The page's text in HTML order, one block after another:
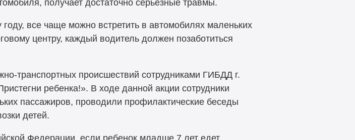
получает достаточно серьезные травмы.
все чаще можно встретить в автомобилях маленьких
центру, каждый водитель должен позаботиться
транспортных происшествий сотрудниками ГИБДД г.
ребенка!». В ходе данной акции сотрудники
пассажиров, проводили профилактические беседы
детей.
Федерации, если ребенок младше 7 лет едет